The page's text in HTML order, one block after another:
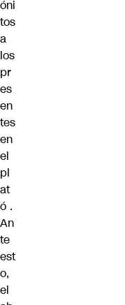
óni
tos
a
los
pr
es
en
tes
en
el
pl
at
ó .
An
te
est
o,
el